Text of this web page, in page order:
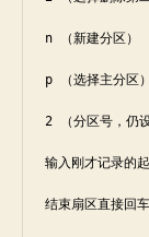
n （新建分区）
p （选择主分区）
2 （分区号，仍设
输入刚才记录的
结束扇区直接回